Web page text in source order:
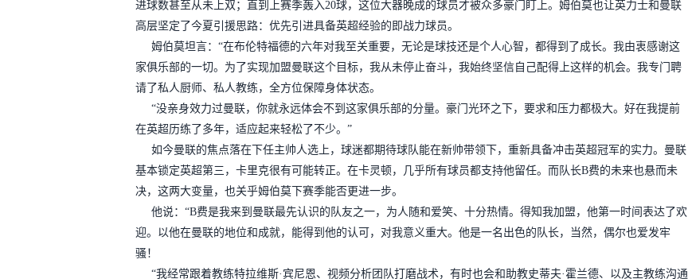
进球数甚至从未上双；直到上赛季轰入20球，这位大器晚成的球员才被众多豪门盯上。姆伯莫也让英力士和曼联
高层坚定了今夏引援思路：优先引进具备英超经验的即战力球员。
姆伯莫坦言：“在布伦特福德的六年对我至关重要，无论是球技还是个人心智，都得到了成长。我由衷感谢这
家俱乐部的一切。为了实现加盟曼联这个目标，我从未停止奋斗，我始终坚信自己配得上这样的机会。我专门聘
请了私人厨师、私人教练，全方位保障身体状态。
“没亲身效力过曼联，你就永远体会不到这家俱乐部的分量。豪门光环之下，要求和压力都极大。好在我提前
在英超历练了多年，适应起来轻松了不少。”
如今曼联的焦点落在下任主帅人选上，球迷都期待球队能在新帅带领下，重新具备冲击英超冠军的实力。曼联
基本锁定英超第三，卡里克很有可能转正。在卡灵顿，几乎所有球员都支持他留任。而队长B费的未来也悬而未
决，这两大变量，也关乎姆伯莫下赛季能否更进一步。
他说：“B费是我来到曼联最先认识的队友之一，为人随和爱笑、十分热情。得知我加盟，他第一时间表达了欢
迎。以他在曼联的地位和成就，能得到他的认可，对我意义重大。他是一名出色的队长，当然，偶尔也爱发牢
骚！
“我经常跟着教练特拉维斯·宾尼恩、视频分析团队打磨战术，有时也会和助教史蒂夫·霍兰德、以及主教练沟通